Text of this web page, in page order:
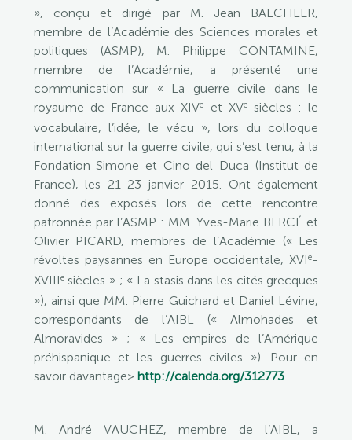
», conçu et dirigé par M. Jean BAECHLER,
membre de l’Académie des Sciences morales et
politiques (ASMP), M. Philippe CONTAMINE,
membre de l’Académie, a présenté une
communication sur « La guerre civile dans le
royaume de France aux XIVe et XVesiècles : le
vocabulaire, l’idée, le vécu », lors du colloque
international sur la guerre civile, qui s’est tenu, à la
Fondation Simone et Cino del Duca (Institut de
France), les 21-23 janvier 2015. Ont également
donné des exposés lors de cette rencontre
patronnée par l’ASMP : MM. Yves-Marie BERCÉ et
Olivier PICARD, membres de l’Académie (« Les
révoltes paysannes en Europe occidentale, XVIe-
XVIIIesiècles » ; « La stasis dans les cités grecques
»), ainsi que MM. Pierre Guichard et Daniel Lévine,
correspondants de l’AIBL (« Almohades et
Almoravides » ; « Les empires de l’Amérique
préhispanique et les guerres civiles »). Pour en
savoir davantage> http://calenda.org/312773.
M. André VAUCHEZ, membre de l’AIBL, a